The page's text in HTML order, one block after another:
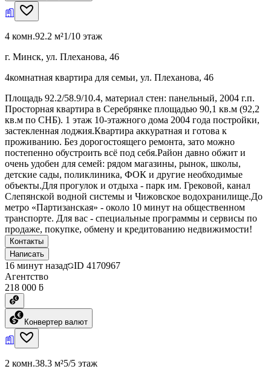
4 комн.92.2 м²1/10 этаж
г. Минск, ул. Плеханова, 46
4комнатная квартира для семьи, ул. Плеханова, 46
Площадь 92.2/58.9/10.4, материал стен: панельный, 2004 г.п.
Просторная квартира в Серебрянке площадью 90,1 кв.м (92,2
кв.м по СНБ). 1 этаж 10-этажного дома 2004 года постройки,
застекленная лоджия.Квартира аккуратная и готова к
проживанию. Без дорогостоящего ремонта, зато можно
постепенно обустроить всё под себя.Район давно обжит и
очень удобен для семей: рядом магазины, рынок, школы,
детские сады, поликлиника, ФОК и другие необходимые
объекты.Для прогулок и отдыха - парк им. Грековой, канал
Слепянской водной системы и Чижовское водохранилище.До
метро «Партизанская» - около 10 минут на общественном
транспорте. Для вас - специальные программы и сервисы по
продаже, покупке, обмену и кредитованию недвижимости!
Контакты
Написать
16 минут назад ID 4170967
Агентство
218 000 ƃ
Конвертер валют
2 комн.38.3 м²5/5 этаж